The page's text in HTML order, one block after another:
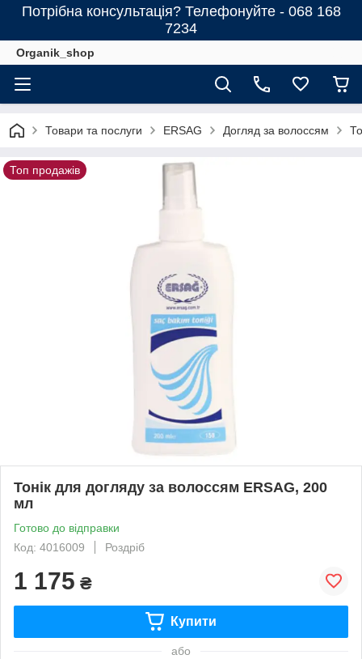
Потрібна консультація? Телефонуйте - 068 168
7234
Organik_shop
Товари та послуги ERSAG Догляд за волоссям
Топ продажів
Тонік для догляду за волоссям ERSAG, 200
мл
Готово до відправки
Код: 4016009
Роздріб
1 175 ₴
Купити
або